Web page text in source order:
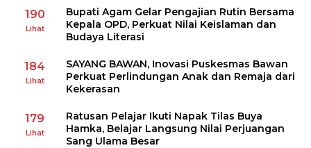
190
Lihat
Bupati Agam Gelar Pengajian Rutin Bersama
Kepala OPD, Perkuat Nilai Keislaman dan
Budaya Literasi
184
Lihat
SAYANG BAWAN, Inovasi Puskesmas Bawan
Perkuat Perlindungan Anak dan Remaja dari
Kekerasan
179
Lihat
Ratusan Pelajar Ikuti Napak Tilas Buya
Hamka, Belajar Langsung Nilai Perjuangan
Sang Ulama Besar